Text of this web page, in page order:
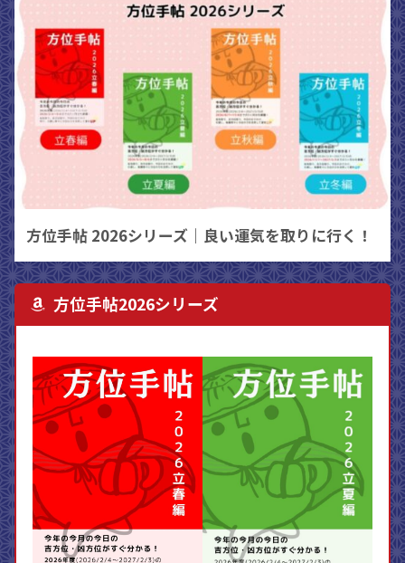
方位手帖 2026シリーズ｜良い運気を取りに行く！
方位手帖2026シリーズ